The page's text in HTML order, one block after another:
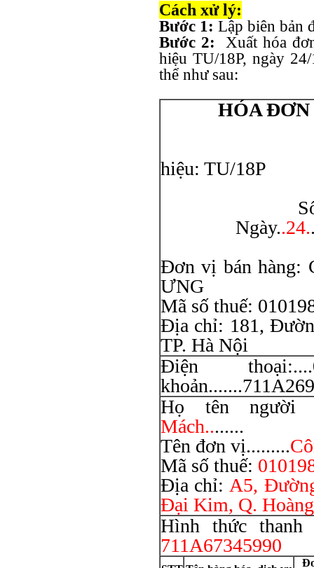
Cách xử lý:
Bước 1: Lập biên bản
Bước 2: Xuất hóa
hiệu TU/18P, ngày
thể như sau:
HÓA
hiệu: TU/18P
Số:
Ngày..24.
Đơn vị bán hàng:
ƯNG
Mã số thuế:
Địa chỉ: 181,
TP. Hà Nội
Điện
Họ tên người
Mách........
Tên đơn vị.........
Mã số thuế:
Địa chỉ: A5,
Đại Kim, Q.
Hình thức thanh
711A67345990